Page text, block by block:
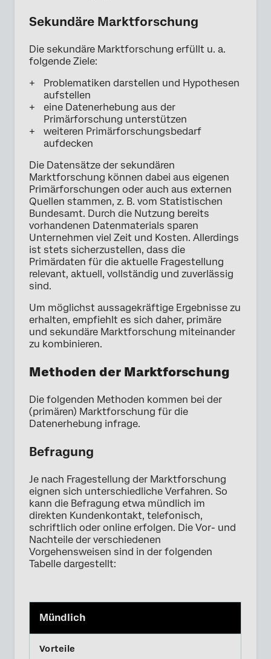
Sekundäre Marktforschung
Die sekundäre Marktforschung erfüllt u. a.
folgende Ziele:
Problematiken darstellen und Hypothesen
aufstellen
eine Datenerhebung aus der
Primärforschung unterstützen
weiteren Primärforschungsbedarf
aufdecken
Die Datensätze der sekundären
Marktforschung können dabei aus eigenen
Primärforschungen oder auch aus externen
Quellen stammen, z. B. vom Statistischen
Bundesamt. Durch die Nutzung bereits
vorhandenen Datenmaterials sparen
Unternehmen viel Zeit und Kosten. Allerdings
ist stets sicherzustellen, dass die
Primärdaten für die aktuelle Fragestellung
relevant, aktuell, vollständig und zuverlässig
sind.
Um möglichst aussagekräftige Ergebnisse zu
erhalten, empfiehlt es sich daher, primäre
und sekundäre Marktforschung miteinander
zu kombinieren.
Methoden der Marktforschung
Die folgenden Methoden kommen bei der
(primären) Marktforschung für die
Datenerhebung infrage.
Befragung
Je nach Fragestellung der Marktforschung
eignen sich unterschiedliche Verfahren. So
kann die Befragung etwa mündlich im
direkten Kundenkontakt, telefonisch,
schriftlich oder online erfolgen. Die Vor- und
Nachteile der verschiedenen
Vorgehensweisen sind in der folgenden
Tabelle dargestellt:
Mündlich